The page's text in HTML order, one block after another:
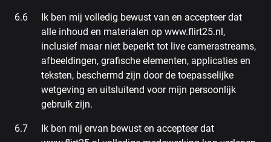
Ik ben mij volledig bewust van en accepteer dat
alle inhoud en materialen op www.flirt25.nl,
inclusief maar niet beperkt tot live camerastreams,
afbeeldingen, grafische elementen, applicaties en
teksten, beschermd zijn door de toepasselijke
wetgeving en uitsluitend voor mijn persoonlijk
gebruik zijn.
Ik ben mij ervan bewust en accepteer dat